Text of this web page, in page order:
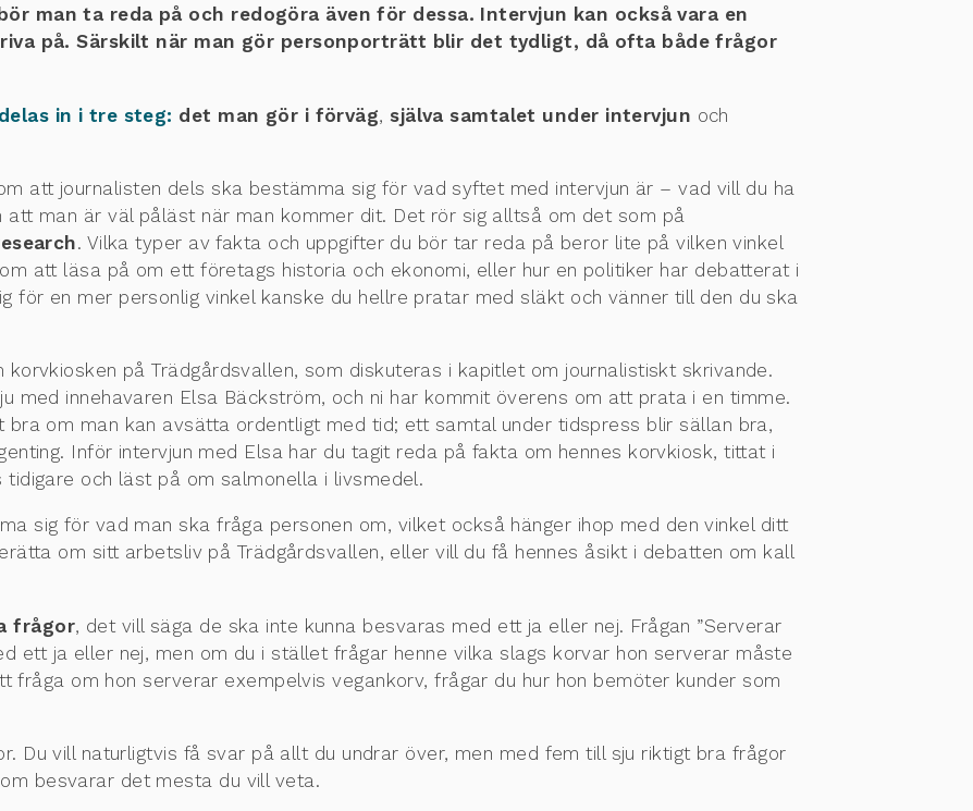
man ta reda på och redogöra även för dessa. Intervjun kan också vara en
på. Särskilt när man gör personporträtt blir det tydligt, då ofta både frågor
in i tre steg: det man gör i förväg, själva samtalet under intervjun och
att journalisten dels ska bestämma sig för vad syftet med intervjun är – vad vill du ha
man är väl påläst när man kommer dit. Det rör sig alltså om det som på
. Vilka typer av fakta och uppgifter du bör tar reda på beror lite på vilken vinkel
att läsa på om ett företags historia och ekonomi, eller hur en politiker har debatterat i
för en mer personlig vinkel kanske du hellre pratar med släkt och vänner till den du ska
på Trädgårdsvallen, som diskuteras i kapitlet om journalistiskt skrivande.
med innehavaren Elsa Bäckström, och ni har kommit överens om att prata i en timme.
om man kan avsätta ordentligt med tid; ett samtal under tidspress blir sällan bra,
Inför intervjun med Elsa har du tagit reda på fakta om hennes korvkiosk, tittat i
och läst på om salmonella i livsmedel.
sig för vad man ska fråga personen om, vilket också hänger ihop med den vinkel ditt
om sitt arbetsliv på Trädgårdsvallen, eller vill du få hennes åsikt i debatten om kall
frågor, det vill säga de ska inte kunna besvaras med ett ja eller nej. Frågan ”Serverar
ett ja eller nej, men om du i stället frågar henne vilka slags korvar hon serverar måste
fråga om hon serverar exempelvis vegankorv, frågar du hur hon bemöter kunder som
Du vill naturligtvis få svar på allt du undrar över, men med fem till sju riktigt bra frågor
besvarar det mesta du vill veta.